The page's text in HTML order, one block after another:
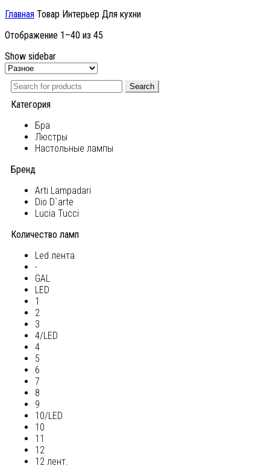
Главная Товар Интерьер Для кухни
Отображение 1–40 из 45
Show sidebar
Search
Категория
Бра
Люстры
Настольные лампы
Бренд
Arti Lampadari
Dio D`arte
Lucia Tucci
Количество ламп
Led лента
-
GAL
LED
1
2
3
4/LED
4
5
6
7
8
9
10/LED
10
11
12
12 лент.